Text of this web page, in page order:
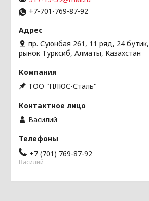
+7-701-769-87-92
пр. Суюнбая 261, 11 ряд, 24 бутик,
рынок Турксиб, Алматы, Казахстан
ТОО "ПЛЮС-Сталь"
Василий
+7 (701) 769-87-92
Василий